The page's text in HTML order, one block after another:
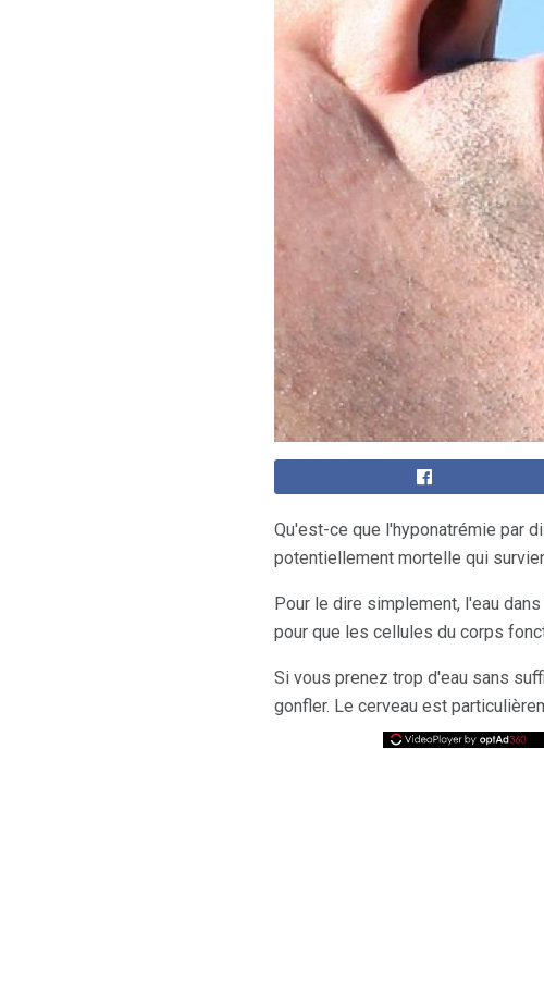
Qu'est-ce que l'hyponatrémie par
potentiellement mortelle qui
Pour le dire simplement, l'eau
pour que les cellules du corps
Si vous prenez trop d'eau sans
gonfler. Le cerveau est